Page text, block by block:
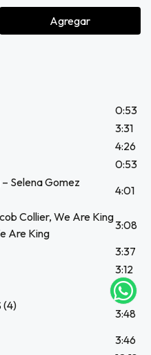
Agregar
0:53
3:31
4:26
0:53
Selena Gomez
4:01
Collier, We Are King
Are King
3:08
3:37
3:12
0:21
(4)
3:48
3:46